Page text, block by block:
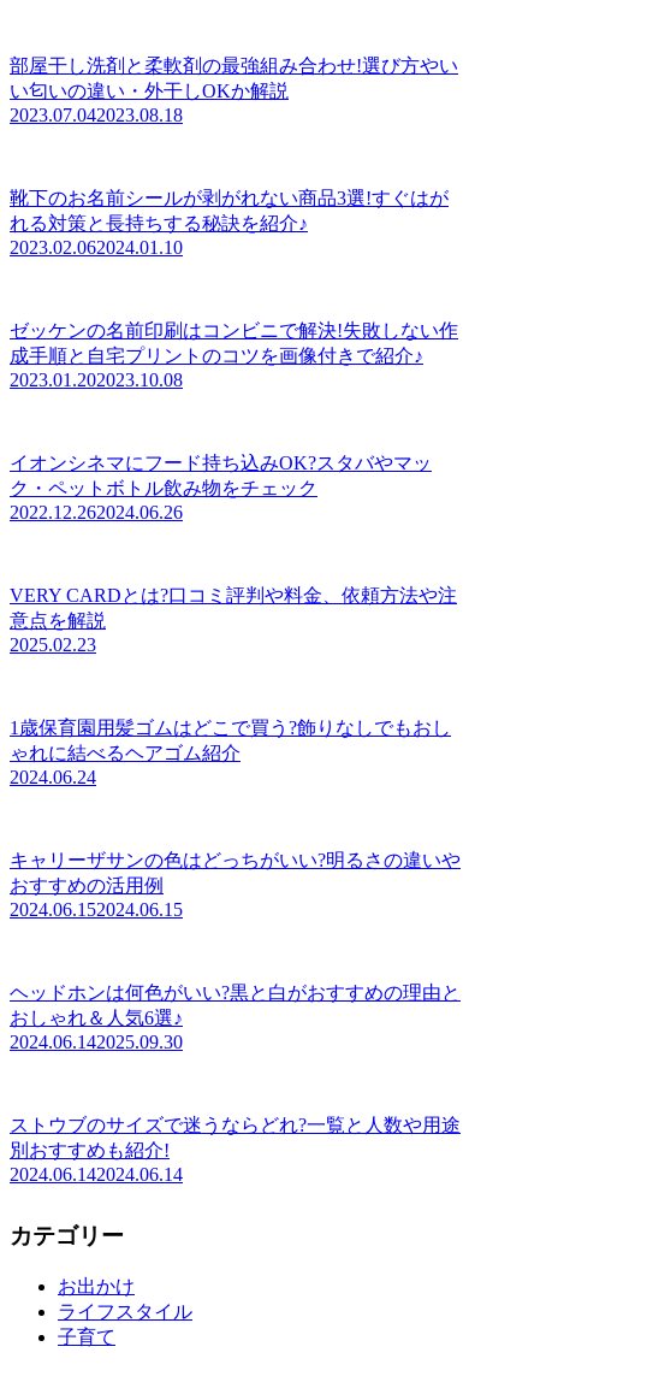
部屋干し洗剤と柔軟剤の最強組み合わせ!選び方やい
い匂いの違い・外干しOKか解説
2023.07.042023.08.18
靴下のお名前シールが剥がれない商品3選!すぐはが
れる対策と長持ちする秘訣を紹介♪
2023.02.062024.01.10
ゼッケンの名前印刷はコンビニで解決!失敗しない作
成手順と自宅プリントのコツを画像付きで紹介♪
2023.01.202023.10.08
イオンシネマにフード持ち込みOK?スタバやマッ
ク・ペットボトル飲み物をチェック
2022.12.262024.06.26
VERY CARDとは?口コミ評判や料金、依頼方法や注
意点を解説
2025.02.23
1歳保育園用髪ゴムはどこで買う?飾りなしでもおし
ゃれに結べるヘアゴム紹介
2024.06.24
キャリーザサンの色はどっちがいい?明るさの違いや
おすすめの活用例
2024.06.152024.06.15
ヘッドホンは何色がいい?黒と白がおすすめの理由と
おしゃれ＆人気6選♪
2024.06.142025.09.30
ストウブのサイズで迷うならどれ?一覧と人数や用途
別おすすめも紹介!
2024.06.142024.06.14
カテゴリー
お出かけ
ライフスタイル
子育て